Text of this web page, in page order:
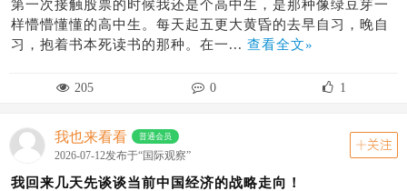
第一次接触股票的时候我还是个高中生，是那种像绿豆芽一
样懵懵懂懂的高中生。每天起五更大黄昏的去早自习，晚自
习，抱着书本死读书的那种。在一... 查看全文»
205 0 1
我也来看看 普通会员
2026-07-12发布于“国际观察”
关注
我回来几天先谈谈当前中国经济的战略走向！